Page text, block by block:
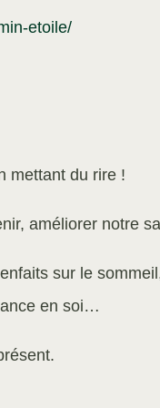
etoile/
mettant du rire !
améliorer notre
sur le
en soi…